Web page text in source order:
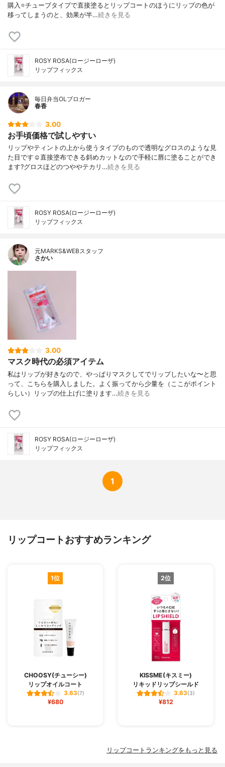
購入⭐️チューブタイプで直接塗るとリップコートのほうにリップの色が
移ってしまうのと、効果が半…続きを見る
ROSY ROSA(ロージーローザ)
リップフィックス
毎日弁当OLブロガー
春香
3.00
お手頃価格で試しやすい
リップやティントの上から使うタイプのもので透明なグロスのような見
た目です☺️直接塗布できる斜めカットなので手軽に唇に塗ることができ
ます?グロスほどのつややテカリ…続きを見る
ROSY ROSA(ロージーローザ)
リップフィックス
元MARKS&WEBスタッフ
さかい
3.00
マスク時代の必須アイテム
私はリップが好きなので、やっぱりマスクしてでリップしたいな〜と思
って、こちらを購入しました。よく振ってから少量を（ここがポイント
らしい）リップの仕上げに塗ります…続きを見る
ROSY ROSA(ロージーローザ)
リップフィックス
1
リップコートおすすめランキング
1位
CHOOSY(チューシー)
リップオイルコート
3.63(7)
¥680
2位
KISSME(キスミー)
リキッドリップシールド
3.63(3)
¥812
リップコートランキングをもっと見る